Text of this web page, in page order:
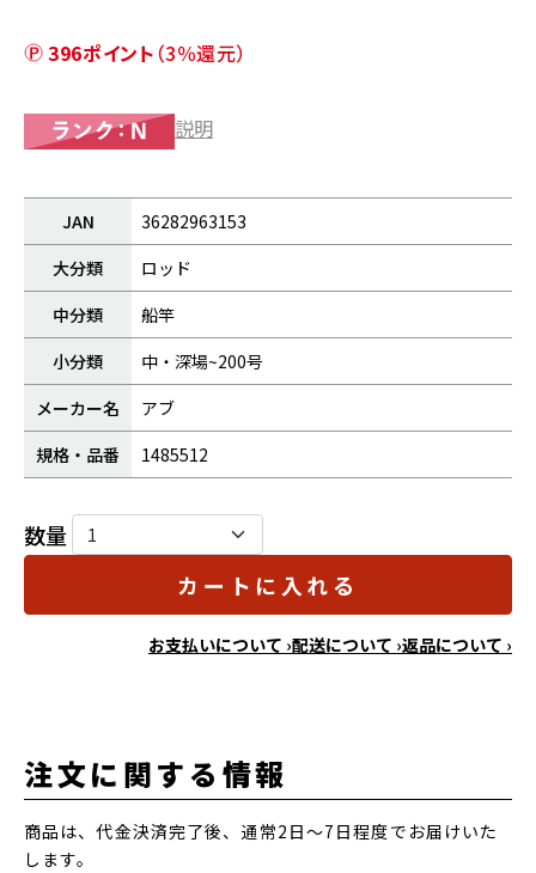
396ポイント （3％還元）
説明
JAN
36282963153
大分類
ロッド
中分類
船竿
小分類
中・深場~200号
メーカー名
アブ
規格・品番
1485512
数量
カートに入れる
お支払いについて ›配送について ›返品について ›
注文に関する情報
商品は、代金決済完了後、通常2日～7日程度でお届けいた
します。